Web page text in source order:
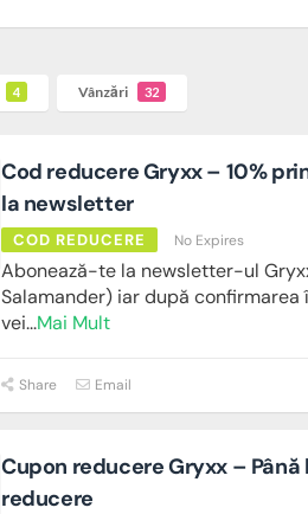
4 Vânzări 32
Cod reducere Gryxx – 10%
la newsletter
COD REDUCERE No Expires
Abonează-te la newsletter-ul
Salamander) iar după confirmarea
vei...Mai Mult
Share Email
Cupon reducere Gryxx – Până
reducere